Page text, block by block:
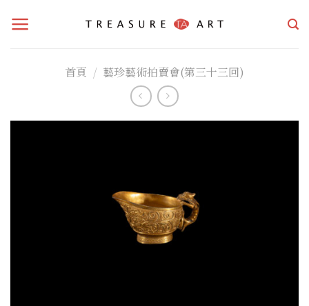
首頁 / 藝珍藝術拍賣會(第三十三回)